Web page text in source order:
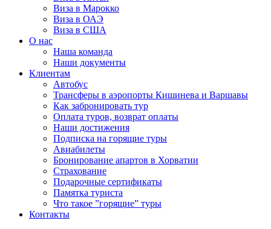
Виза в Марокко
Виза в ОАЭ
Виза в США
О нас
Наша команда
Наши документы
Клиентам
Автобус
Трансферы в аэропорты Кишинева и Варшавы
Как забронировать тур
Оплата туров, возврат оплаты
Наши достижения
Подписка на горящие туры
Авиабилеты
Бронирование апартов в Хорватии
Страхование
Подарочные сертификаты
Памятка туриста
Что такое ”горящие” туры
Контакты